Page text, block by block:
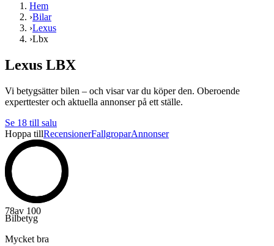
Hem
›Bilar
›Lexus
›Lbx
Lexus LBX
Vi betygsätter bilen – och visar var du köper den. Oberoende
experttester och aktuella annonser på ett ställe.
Se 18 till salu
Hoppa tillRecensionerFallgroparAnnonser
78av 100
Bilbetyg
Mycket bra